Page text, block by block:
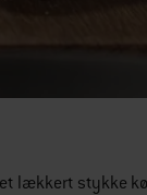
lækkert stykke